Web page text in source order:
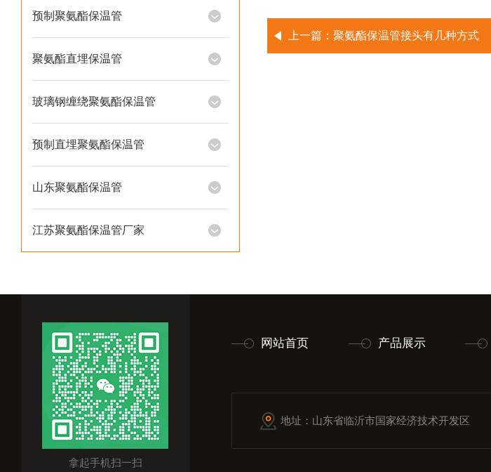
预制聚氨酯保温管
聚氨酯直埋保温管
玻璃钢缠绕聚氨酯保温管
预制直埋聚氨酯保温管
山东聚氨酯保温管
江苏聚氨酯保温管厂家
上一篇： 聚氨酯保温管接头有几种方式
拿起手机扫一扫
网站首页 产品展示
地址：山东省临沂市国家经济技术开发区